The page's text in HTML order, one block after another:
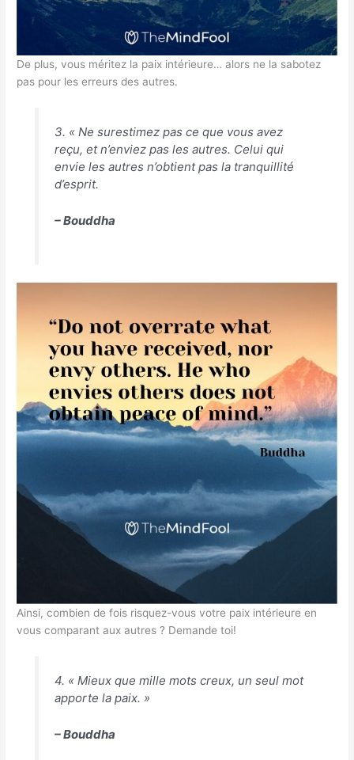
De plus, vous méritez la paix intérieure… alors ne la sabotez
pas pour les erreurs des autres.
3. « Ne surestimez pas ce que vous avez
reçu, et n’enviez pas les autres. Celui qui
envie les autres n’obtient pas la tranquillité
d’esprit.
– Bouddha
Ainsi, combien de fois risquez-vous votre paix intérieure en
vous comparant aux autres ? Demande toi!
4. « Mieux que mille mots creux, un seul mot
apporte la paix. »
– Bouddha